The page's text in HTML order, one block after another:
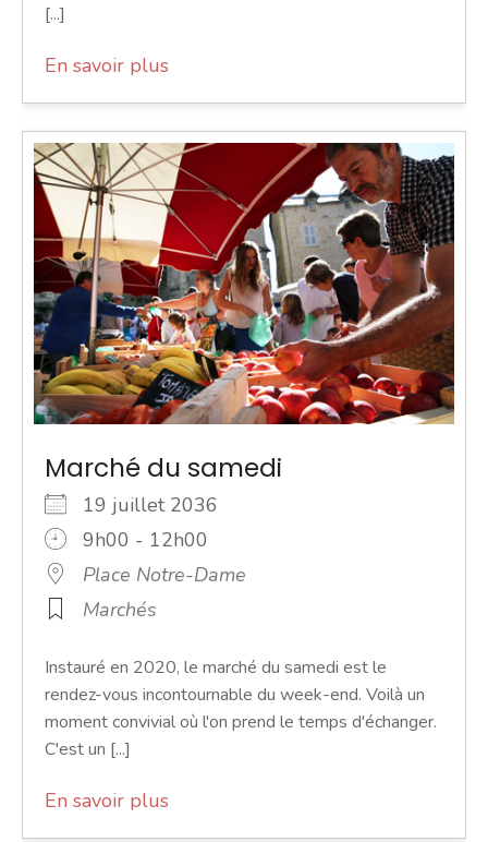
[...]
En savoir plus
Marché du samedi
19 juillet 2036
9h00 - 12h00
Place Notre-Dame
Marchés
Instauré en 2020, le marché du samedi est le
rendez-vous incontournable du week-end. Voilà un
moment convivial où l'on prend le temps d'échanger.
C'est un [...]
En savoir plus